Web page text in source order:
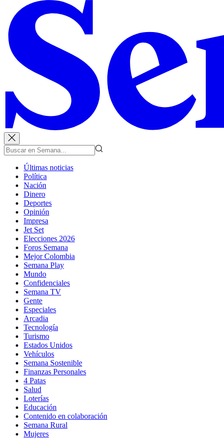
Últimas noticias
Política
Nación
Dinero
Deportes
Opinión
Impresa
Jet Set
Elecciones 2026
Foros Semana
Mejor Colombia
Semana Play
Mundo
Confidenciales
Semana TV
Gente
Especiales
Arcadia
Tecnología
Turismo
Estados Unidos
Vehículos
Semana Sostenible
Finanzas Personales
4 Patas
Salud
Loterías
Educación
Contenido en colaboración
Semana Rural
Mujeres